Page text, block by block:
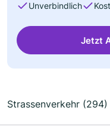
Unverbindlich
Jetzt
Strassenverkehr (294)